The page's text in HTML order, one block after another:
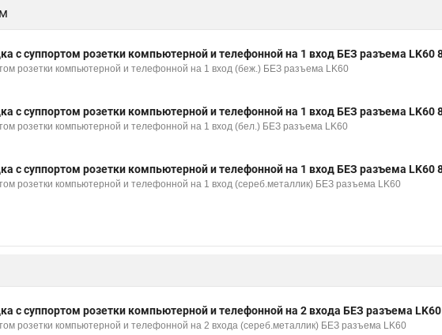
с суппортом розетки компьютерной и телефонной на 1 вход БЕЗ разъема LK60
розетки компьютерной и телефонной на 1 вход (беж.) БЕЗ разъема LK60
с суппортом розетки компьютерной и телефонной на 1 вход БЕЗ разъема LK60
розетки компьютерной и телефонной на 1 вход (бел.) БЕЗ разъема LK60
с суппортом розетки компьютерной и телефонной на 1 вход БЕЗ разъема LK60
розетки компьютерной и телефонной на 1 вход (сереб.металлик) БЕЗ разъема LK60
с суппортом розетки компьютерной и телефонной на 2 входа БЕЗ разъема
розетки компьютерной и телефонной на 2 входа (сереб.металлик) БЕЗ разъема LK60